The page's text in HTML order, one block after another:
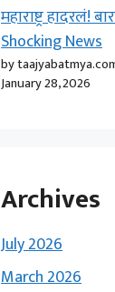
महाराष्ट्र हादरलं!
Shocking News
by
January 28, 2026
Archives
July 2026
March 2026